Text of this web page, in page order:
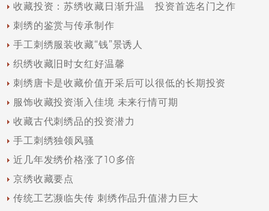
收藏投资：苏绣收藏日渐升温 投资首选名门之作
刺绣的鉴赏与传承制作
手工刺绣服装收藏“钱”景诱人
织绣收藏旧时女红好温馨
刺绣唐卡是收藏价值开采后可以很低的长期投资
服饰收藏投资渐入佳境 未来行情可期
收藏古代刺绣品的投资潜力
手工刺绣独领风骚
近几年发绣价格涨了10多倍
京绣收藏要点
传统工艺濒临失传 刺绣作品升值潜力巨大